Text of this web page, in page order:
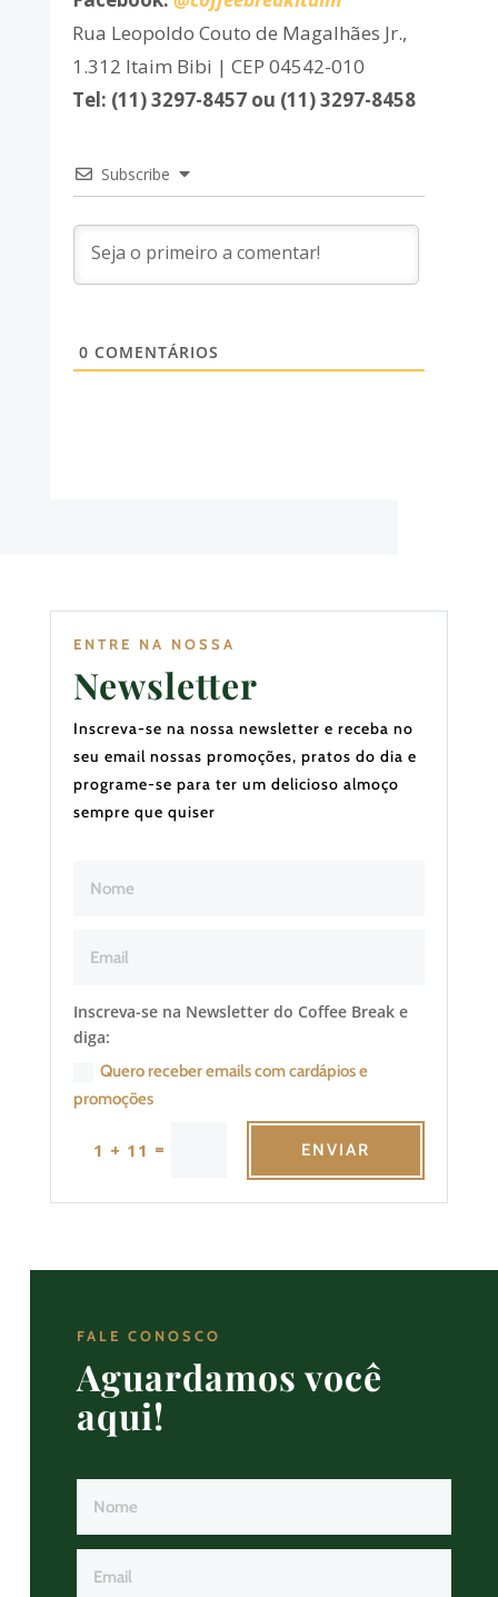
Rua Leopoldo Couto de Magalhães Jr.,
1.312 Itaim Bibi | CEP 04542-010
Tel: (11) 3297-8457 ou (11) 3297-8458
Subscribe
0 COMENTÁRIOS
ENTRE NA NOSSA
Newsletter
Inscreva-se na nossa newsletter e receba no
seu email nossas promoções, pratos do dia e
programe-se para ter um delicioso almoço
sempre que quiser
Inscreva-se na Newsletter do Coffee Break e
diga:
Quero receber emails com cardápios e
promoções
1 + 11 = ENVIAR
FALE CONOSCO
Aguardamos você
aqui!